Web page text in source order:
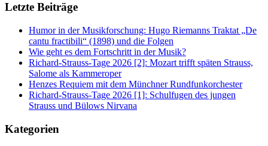
Letzte Beiträge
Humor in der Musikforschung: Hugo Riemanns Traktat „De
cantu fractibili“ (1898) und die Folgen
Wie geht es dem Fortschritt in der Musik?
Richard-Strauss-Tage 2026 [2]: Mozart trifft späten Strauss,
Salome als Kammeroper
Henzes Requiem mit dem Münchner Rundfunkorchester
Richard-Strauss-Tage 2026 [1]: Schulfugen des jungen
Strauss und Bülows Nirvana
Kategorien